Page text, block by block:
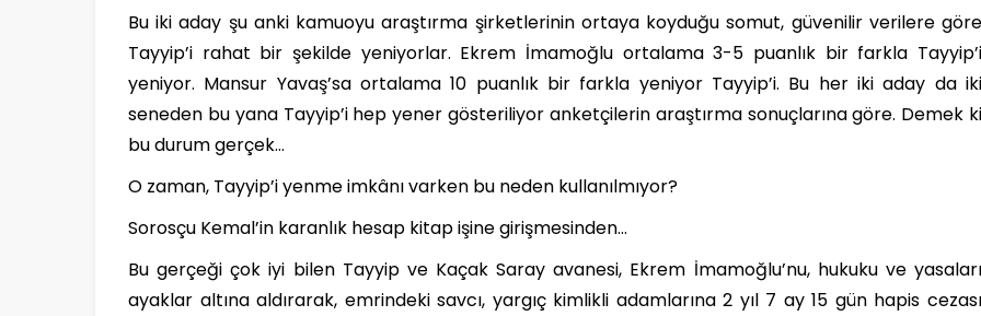
Bu iki aday şu anki kamuoyu araştırma şirketlerinin ortaya koyduğu somut, güvenilir verilere göre
Tayyip’i rahat bir şekilde yeniyorlar. Ekrem İmamoğlu ortalama 3-5 puanlık bir farkla Tayyip’i
yeniyor. Mansur Yavaş’sa ortalama 10 puanlık bir farkla yeniyor Tayyip’i. Bu her iki aday da iki
seneden bu yana Tayyip’i hep yener gösteriliyor anketçilerin araştırma sonuçlarına göre. Demek ki
bu durum gerçek…
O zaman, Tayyip’i yenme imkânı varken bu neden kullanılmıyor?
Sorosçu Kemal’in karanlık hesap kitap işine girişmesinden…
Bu gerçeği çok iyi bilen Tayyip ve Kaçak Saray avanesi, Ekrem İmamoğlu’nu, hukuku ve yasaları
ayaklar altına aldırarak, emrindeki savcı, yargıç kimlikli adamlarına 2 yıl 7 ay 15 gün hapis cezası